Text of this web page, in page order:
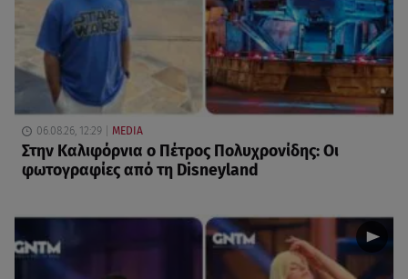
06.08.26, 12:29 MEDIA
Στην Καλιφόρνια ο Πέτρος Πολυχρονίδης: Οι
φωτογραφίες από τη Disneyland